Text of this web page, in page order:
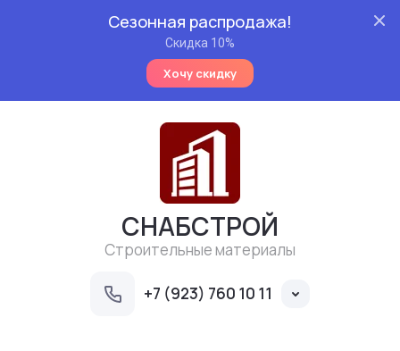
Сезонная распродажа!
Скидка 10%
Хочу скидку
СНАБСТРОЙ
Строительные материалы
+7 (923) 760 10 11